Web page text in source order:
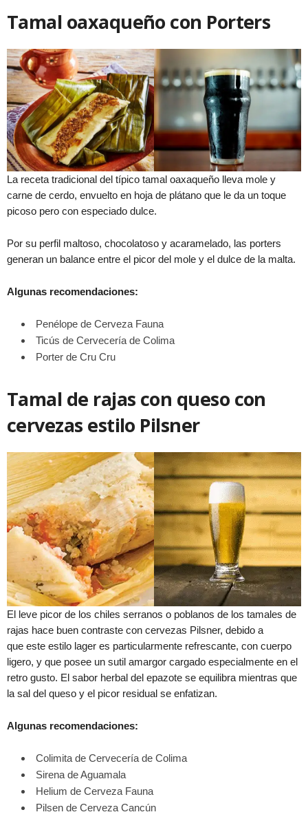
Tamal oaxaqueño con Porters
La receta tradicional del típico tamal oaxaqueño lleva mole y
carne de cerdo, envuelto en hoja de plátano que le da un toque
picoso pero con especiado dulce.
Por su perfil maltoso, chocolatoso y acaramelado, las porters
generan un balance entre el picor del mole y el dulce de la malta.
Algunas recomendaciones:
Penélope de Cerveza Fauna
Ticús de Cervecería de Colima
Porter de Cru Cru
Tamal de rajas con queso con
cervezas estilo Pilsner
El leve picor de los chiles serranos o poblanos de los tamales de
rajas hace buen contraste con cervezas Pilsner, debido a
que este estilo lager es particularmente refrescante, con cuerpo
ligero, y que posee un sutil amargor cargado especialmente en el
retro gusto. El sabor herbal del epazote se equilibra mientras que
la sal del queso y el picor residual se enfatizan.
Algunas recomendaciones:
Colimita de Cervecería de Colima
Sirena de Aguamala
Helium de Cerveza Fauna
Pilsen de Cerveza Cancún